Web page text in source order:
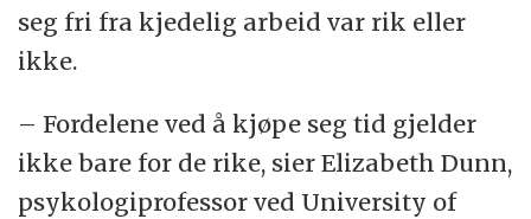
seg fri fra kjedelig arbeid var rik eller
ikke.
– Fordelene ved å kjøpe seg tid gjelder
ikke bare for de rike, sier Elizabeth Dunn,
psykologiprofessor ved University of